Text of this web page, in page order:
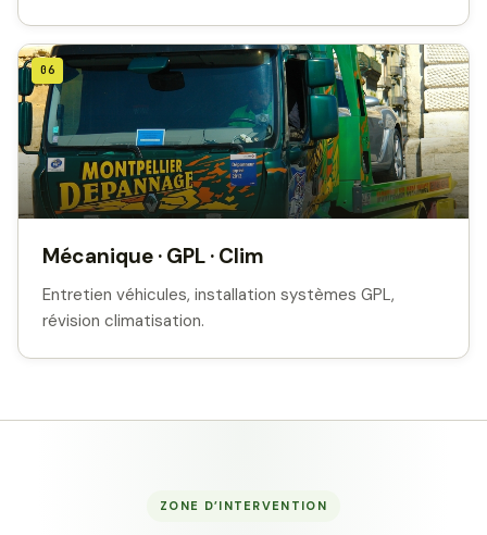
06
Mécanique · GPL · Clim
Entretien véhicules, installation systèmes GPL,
révision climatisation.
ZONE D’INTERVENTION